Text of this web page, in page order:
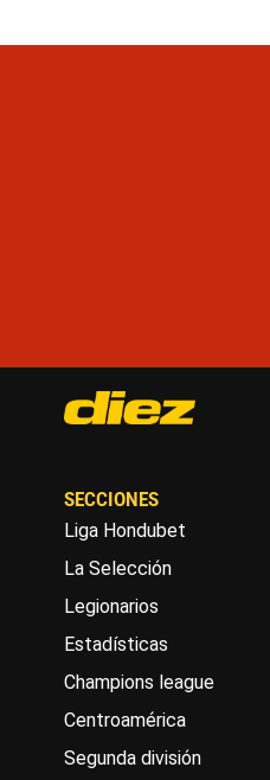
SECCIONES
Liga Hondubet
La Selección
Legionarios
Estadísticas
Champions league
Centroamérica
Segunda división